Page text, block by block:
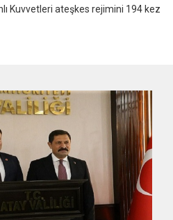
Kuvvetleri ateşkes rejimini 194 kez